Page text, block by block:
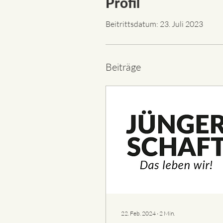
Beitrittsdatum: 23. Juli 2023
Beiträge
22. Feb. 2024 ∙ 2 Min.